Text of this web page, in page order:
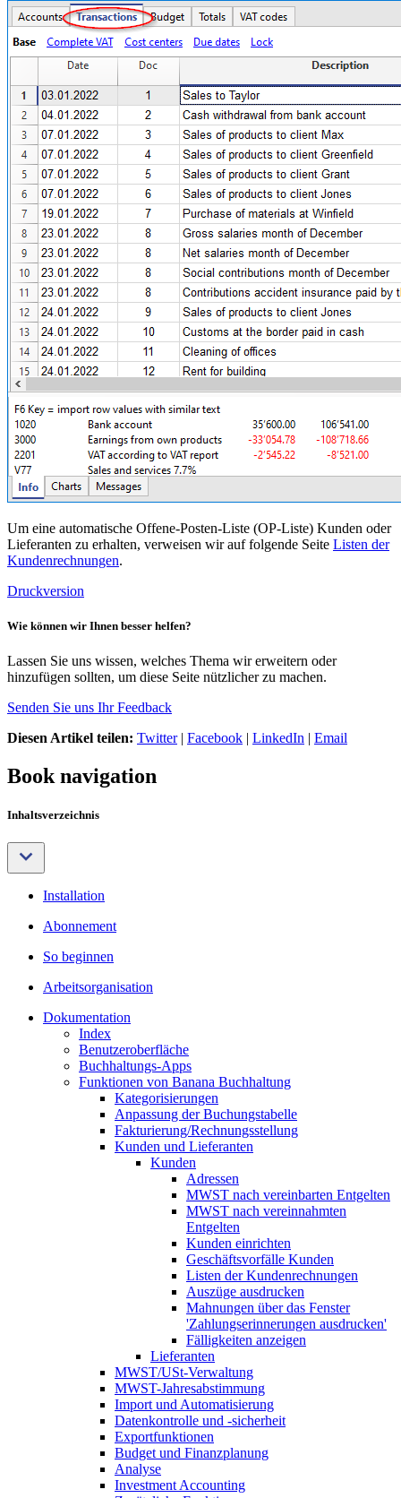
Um eine automatische Offene-Posten-Liste (OP-Liste) Kunden oder
Lieferanten zu erhalten, verweisen wir auf folgende Seite Listen der
Kundenrechnungen.
Druckversion
Wie können wir Ihnen besser helfen?
Lassen Sie uns wissen, welches Thema wir erweitern oder
hinzufügen sollten, um diese Seite nützlicher zu machen.
Senden Sie uns Ihr Feedback
Diesen Artikel teilen: Twitter| Facebook | LinkedIn | Email
Book navigation
Inhaltsverzeichnis
Installation
Abonnement
So beginnen
Arbeitsorganisation
Dokumentation
Index
Benutzeroberfläche
Buchhaltungs-Apps
Funktionen von Banana Buchhaltung
Kategorisierungen
Anpassung der Buchungstabelle
Fakturierung/Rechnungsstellung
Kunden und Lieferanten
Kunden
Adressen
MWST nach vereinbarten Entgelten
MWST nach vereinnahmten
Entgelten
Kunden einrichten
Geschäftsvorfälle Kunden
Listen der Kundenrechnungen
Auszüge ausdrucken
Mahnungen über das Fenster
'Zahlungserinnerungen ausdrucken'
Fälligkeiten anzeigen
Lieferanten
MWST/USt-Verwaltung
MWST-Jahresabstimmung
Import und Automatisierung
Datenkontrolle und -sicherheit
Exportfunktionen
Budget und Finanzplanung
Analyse
Investment Accounting